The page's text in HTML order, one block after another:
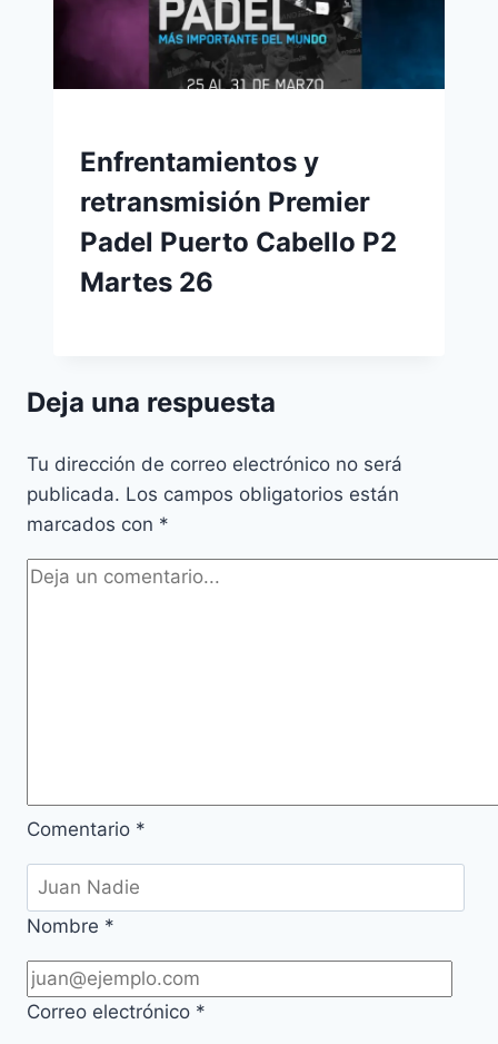
Enfrentamientos y
retransmisión Premier
Padel Puerto Cabello P2
Martes 26
Deja una respuesta
Tu dirección de correo electrónico no será
publicada. Los campos obligatorios están
marcados con *
Comentario *
Nombre *
Correo electrónico *